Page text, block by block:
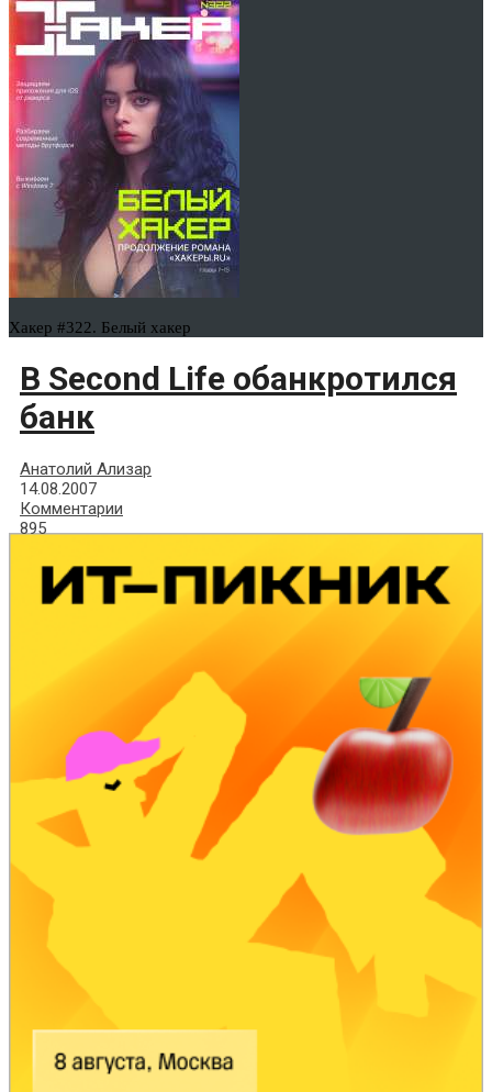
Хакер #322. Белый хакер
В Second Life обанкротился
банк
Анатолий Ализар
14.08.2007
Комментарии
895